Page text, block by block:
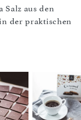
Salz aus den
der praktischen